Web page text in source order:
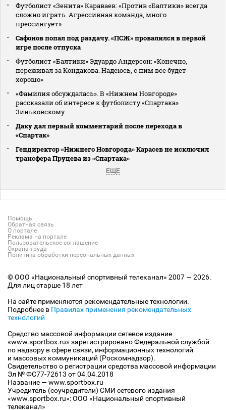
Футболист «Зенита» Караваев: «Против «Балтики» всегда
сложно играть. Агрессивная команда, много
прессингует»
Сафонов попал под раздачу. «ПСЖ» провалился в первой
игре после отпуска
Футболист «Балтики» Эдуардо Андерсон: «Конечно,
переживал за Кондакова. Надеюсь, с ним все будет
хорошо»
«Фамилия обсуждалась». В «Нижнем Новгороде»
рассказали об интересе к футболисту «Спартака»
Зиньковскому
Даку дал первый комментарий после перехода в
«Спартак»
Гендиректор «Нижнего Новгорода» Карасев не исключил
трансфера Пруцева из «Спартака»
ЕЩЕ
Помощь
Обратная связь
О портале
Реклама на портале
Пользовательское соглашение
Охрана труда
Политика обработки персональных данных
© ООО «Национальный спортивный телеканал» 2007 — 2026.
Для лиц старше 18 лет
На сайте применяются рекомендательные технологии.
Подробнее в Правилах применения рекомендательных
технологий
Средство массовой информации сетевое издание
«www.sportbox.ru» зарегистрировано Федеральной службой
по надзору в сфере связи, информационных технологий
и массовых коммуникаций (Роскомнадзор).
Свидетельство о регистрации средства массовой информации
Эл № ФС77-72613 от 04.04.2018
Название — www.sportbox.ru
Учредитель (соучредители) СМИ сетевого издания
«www.sportbox.ru»: ООО «Национальный спортивный
телеканал»